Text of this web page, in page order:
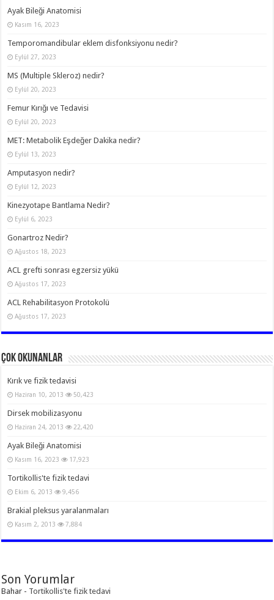
Ayak Bileği Anatomisi
Kasım 16, 2023
Temporomandibular eklem disfonksiyonu nedir?
Eylül 27, 2023
MS (Multiple Skleroz) nedir?
Eylül 20, 2023
Femur Kırığı ve Tedavisi
Eylül 20, 2023
MET: Metabolik Eşdeğer Dakika nedir?
Eylül 13, 2023
Amputasyon nedir?
Eylül 12, 2023
Kinezyotape Bantlama Nedir?
Eylül 6, 2023
Gonartroz Nedir?
Ağustos 18, 2023
ACL grefti sonrası egzersiz yükü
Ağustos 17, 2023
ACL Rehabilitasyon Protokolü
Ağustos 17, 2023
Çok Okunanlar
Kırık ve fizik tedavisi
Haziran 10, 2013 50,423
Dirsek mobilizasyonu
Haziran 24, 2013 22,420
Ayak Bileği Anatomisi
Kasım 16, 2023 17,923
Tortikollis'te fizik tedavi
Ekim 6, 2013 9,456
Brakial pleksus yaralanmaları
Kasım 2, 2013 7,884
Son Yorumlar
Bahar - Tortikollis'te fizik tedavi